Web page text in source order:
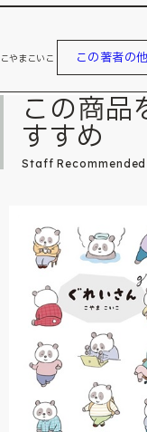
こやまこいこ この著者の
この商品
すすめ
Staff Recommended